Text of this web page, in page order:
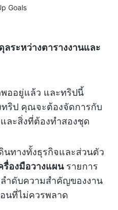
Goals
ลระหว่างตารางงานและ
พออยู่แล้ว และทริปนี้
ทริป คุณจะต้องจัดการกับ
ละสิ่งที่ต้องทำสองชุด
นทางทั้งธุรกิจและส่วนตัว
รื่องมือวางแผนรายการ
ำดับความสำคัญของงาน
นที่ไม่ควรพลาด